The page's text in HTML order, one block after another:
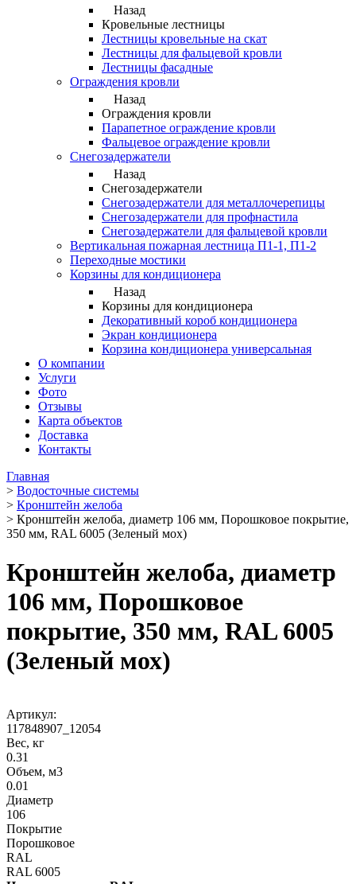
Назад
Кровельные лестницы
Лестницы кровельные на скат
Лестницы для фальцевой кровли
Лестницы фасадные
Ограждения кровли
Назад
Ограждения кровли
Парапетное ограждение кровли
Фальцевое ограждение кровли
Снегозадержатели
Назад
Снегозадержатели
Снегозадержатели для металлочерепицы
Снегозадержатели для профнастила
Снегозадержатели для фальцевой кровли
Вертикальная пожарная лестница П1-1, П1-2
Переходные мостики
Корзины для кондиционера
Назад
Корзины для кондиционера
Декоративный короб кондиционера
Экран кондиционера
Корзина кондиционера универсальная
О компании
Услуги
Фото
Отзывы
Карта объектов
Доставка
Контакты
Главная
> Водосточные системы
> Кронштейн желоба
> Кронштейн желоба, диаметр 106 мм, Порошковое покрытие,
350 мм, RAL 6005 (Зеленый мох)
Кронштейн желоба, диаметр
106 мм, Порошковое
покрытие, 350 мм, RAL 6005
(Зеленый мох)
Артикул:
117848907_12054
Вес, кг
0.31
Объем, м3
0.01
Диаметр
106
Покрытие
Порошковое
RAL
RAL 6005